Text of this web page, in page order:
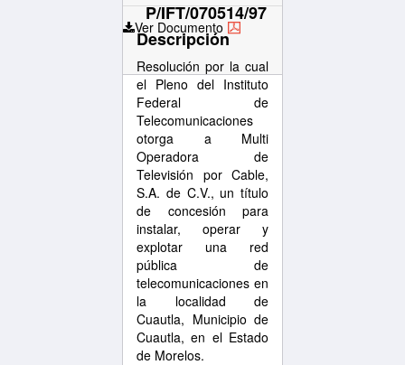
Ver Documento
P/IFT/070514/97
Descripción
Resolución por la cual
el Pleno del Instituto
Federal de
Telecomunicaciones
otorga a Multi
Operadora de
Televisión por Cable,
S.A. de C.V., un título
de concesión para
instalar, operar y
explotar una red
pública de
telecomunicaciones en
la localidad de
Cuautla, Municipio de
Cuautla, en el Estado
de Morelos.